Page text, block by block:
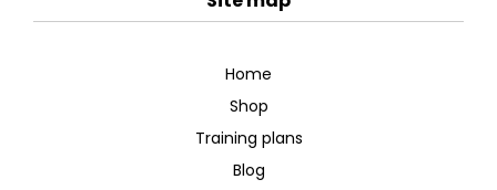
Home
Shop
Training plans
Blog